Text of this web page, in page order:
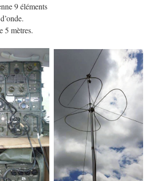
9 éléments
mètres.